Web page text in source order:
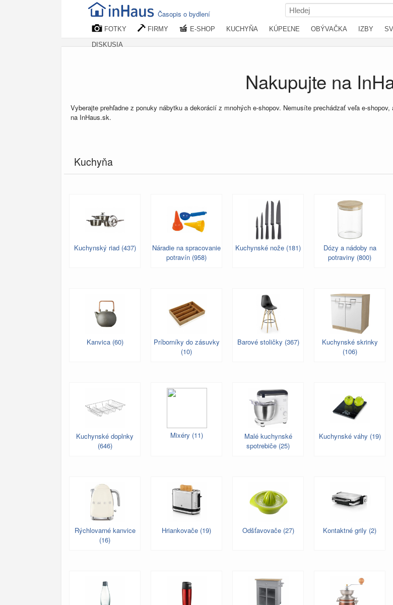
Časopis o bydlení
FOTKY FIRMY E-SHOP KUCHYŇA KÚPEĽNE OBÝVAČKA IZBY
DISKUSIA
Nakupujte na
Vyberajte prehľadne z ponuky nábytku a dekorácií z mnohých e-shopov. Nemusíte prechádzať veľa e-
na InHaus.sk.
Kuchyňa
Kuchynský riad (437)
Náradie na spracovanie
potravín (958)
Kuchynské nože (181)
Dózy a nádoby na
potraviny (800)
Kanvica (60)
Príborníky do zásuvky
(10)
Barové stoličky (367)
Kuchynské skrinky
(106)
Kuchynské doplnky
(646)
Mixéry (11)
Malé kuchynské
spotrebiče (25)
Kuchynské váhy (19)
Rýchlovarné kanvice
(16)
Hriankovače (19) Odšťavovače (27) Kontaktné grily (2)